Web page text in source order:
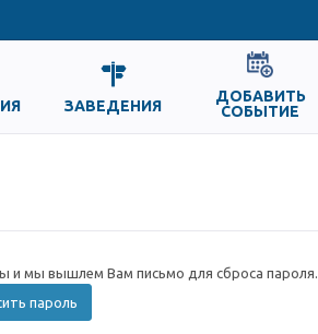
ЗАВЕДЕНИЯ
ДОБАВИТЬ
СОБЫТИЕ
и мы вышлем Вам письмо для сброса пароля.
пароль